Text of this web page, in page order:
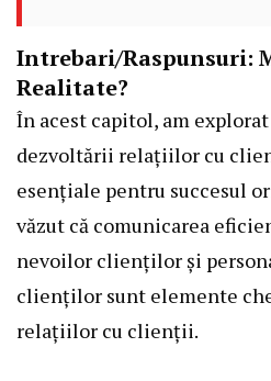
Intrebari/Raspunsuri:
Realitate?
În acest capitol, am
dezvoltării relațiilor cu
esențiale pentru succesul
văzut că comunicarea
nevoilor clienților și
clienților sunt elemente
relațiilor cu clienții.